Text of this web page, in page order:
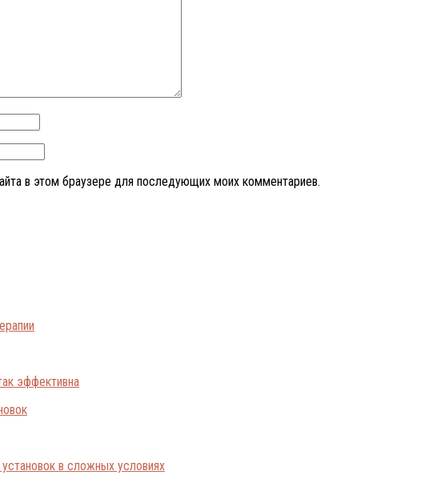
в этом браузере для последующих моих комментариев.
эффективна
в сложных условиях